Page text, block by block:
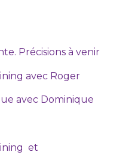
à venir
avec Roger
avec Dominique
et